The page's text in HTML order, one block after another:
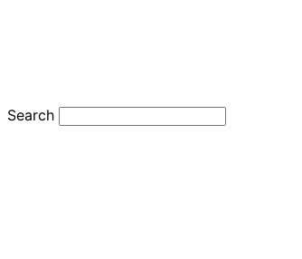
Search